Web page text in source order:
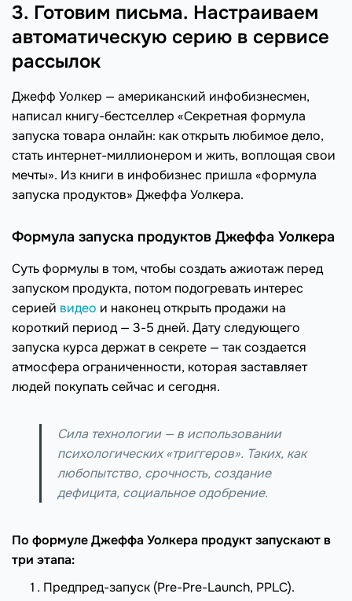
3. Готовим письма. Настраиваем
автоматическую серию в сервисе
рассылок
Джефф Уолкер — американский инфобизнесмен,
написал книгу-бестселлер «Секретная формула
запуска товара онлайн: как открыть любимое дело,
стать интернет-миллионером и жить, воплощая свои
мечты». Из книги в инфобизнес пришла «формула
запуска продуктов» Джеффа Уолкера.
Формула запуска продуктов Джеффа Уолкера
Суть формулы в том, чтобы создать ажиотаж перед
запуском продукта, потом подогревать интерес
серией видео и наконец открыть продажи на
короткий период — 3-5 дней. Дату следующего
запуска курса держат в секрете — так создается
атмосфера ограниченности, которая заставляет
людей покупать сейчас и сегодня.
Сила технологии — в использовании
психологических «триггеров». Таких, как
любопытство, срочность, создание
дефицита, социальное одобрение.
По формуле Джеффа Уолкера продукт запускают в
три этапа:
Предпред-запуск (Pre-Pre-Launch, PPLC).